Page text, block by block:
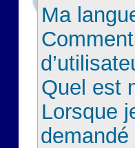
Ma
Quel est
Lorsque